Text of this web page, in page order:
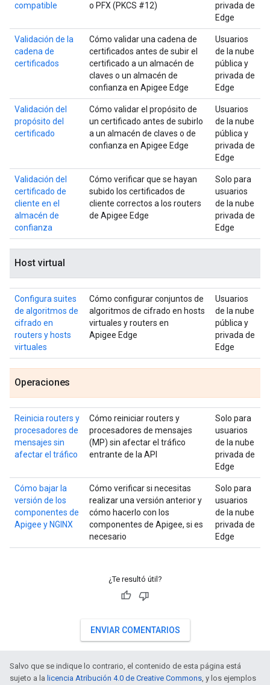
compatible
o PFX (PKCS #12)
privada de
Edge
Validación de la
cadena de
certificados
Cómo validar una cadena de
certificados antes de subir el
certificado a un almacén de
claves o un almacén de
confianza en Apigee Edge
Usuarios
de la nube
pública y
privada de
Edge
Validación del
propósito del
certificado
Cómo validar el propósito de
un certificado antes de subirlo
a un almacén de claves o de
confianza en Apigee Edge
Usuarios
de la nube
pública y
privada de
Edge
Validación del
certificado de
cliente en el
almacén de
confianza
Cómo verificar que se hayan
subido los certificados de
cliente correctos a los routers
de Apigee Edge
Solo para
usuarios
de la nube
privada de
Edge
Host virtual
Configura suites
de algoritmos de
cifrado en
routers y hosts
virtuales
Cómo configurar conjuntos de
algoritmos de cifrado en hosts
virtuales y routers en
Apigee Edge
Usuarios
de la nube
pública y
privada de
Edge
Operaciones
Reinicia routers y
procesadores de
mensajes sin
afectar el tráfico
Cómo reiniciar routers y
procesadores de mensajes
(MP) sin afectar el tráfico
entrante de la API
Solo para
usuarios
de la nube
privada de
Edge
Cómo bajar la
versión de los
componentes de
Apigee y NGINX
Cómo verificar si necesitas
realizar una versión anterior y
cómo hacerlo con los
componentes de Apigee, si es
necesario
Solo para
usuarios
de la nube
privada de
Edge
¿Te resultó útil?
ENVIAR COMENTARIOS
Salvo que se indique lo contrario, el contenido de esta página está
sujeto a la licencia Atribución 4.0 de Creative Commons, y los ejemplos